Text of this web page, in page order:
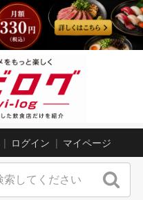
ログイン マイページ